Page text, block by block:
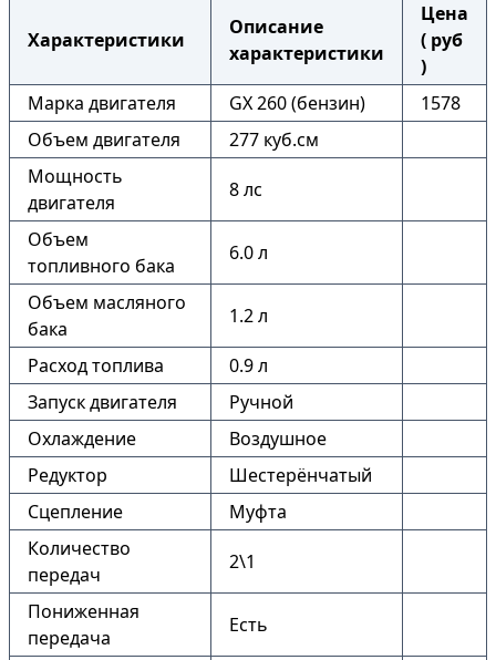
Характеристики
Описание
характеристики
Цена
( руб
)
Марка двигателя
GX 260 (бензин)
1578
Объем двигателя
277 куб.см
Мощность
двигателя
8 лс
Объем
топливного бака
6.0 л
Объем масляного
бака
1.2 л
Расход топлива
0.9 л
Запуск двигателя
Ручной
Охлаждение
Воздушное
Редуктор
Шестерёнчатый
Сцепление
Муфта
Количество
передач
2\1
Пониженная
передача
Есть